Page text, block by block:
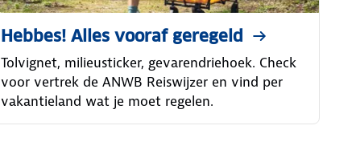
Hebbes! Alles vooraf geregeld
Tolvignet, milieusticker, gevarendriehoek. Check
voor vertrek de ANWB Reiswijzer en vind per
vakantieland wat je moet regelen.